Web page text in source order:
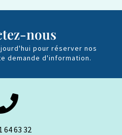
nous
pour réserver nos
demande d'information.
64 63 32